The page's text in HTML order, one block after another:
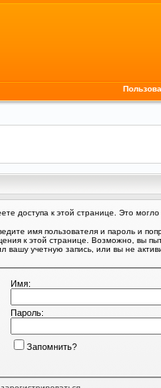
доступа к этой странице. Это могло
имя пользователя и пароль и
к этой странице. Возможно, вы
вашу учетную запись, или вы не
Имя:
Пароль:
Запомнить?